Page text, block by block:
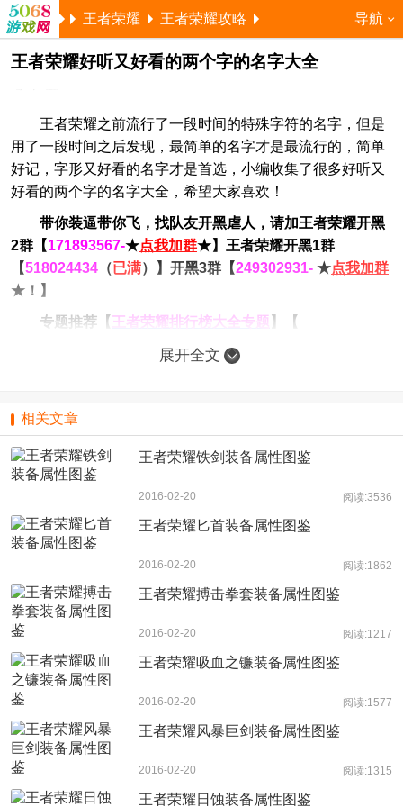
王者荣耀 王者荣耀攻略 导航
王者荣耀好听又好看的两个字的名字大全
王者荣耀之前流行了一段时间的特殊字符的名字，但是
用了一段时间之后发现，最简单的名字才是最流行的，简单
好记，字形又好看的名字才是首选，小编收集了很多好听又
好看的两个字的名字大全，希望大家喜欢！
带你装逼带你飞，找队友开黑虐人，请加王者荣耀开黑
2群【171893567-★点我加群★】 王者荣耀开黑1群
【518024434 （已满）】 开黑3群【249302931- ★点我加群
★ ！】
专题推荐【王者荣耀排行榜大全专题 】【
展开全文
相关文章
王者荣耀铁剑装备属性图鉴
2016-02-20 阅读:3536
王者荣耀匕首装备属性图鉴
2016-02-20 阅读:1862
王者荣耀搏击拳套装备属性图鉴
2016-02-20 阅读:1217
王者荣耀吸血之镰装备属性图鉴
2016-02-20 阅读:1577
王者荣耀风暴巨剑装备属性图鉴
2016-02-20 阅读:1315
王者荣耀日蚀装备属性图鉴